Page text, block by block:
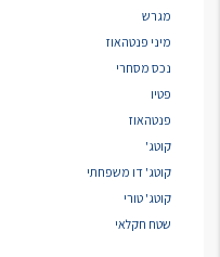
מגרש
מיני פנטהאוז
נכס מסחרי
פטיו
פנטהאוז
קוטג'
קוטג' דו משפחתי
קוטג' טורי
שטח חקלאי